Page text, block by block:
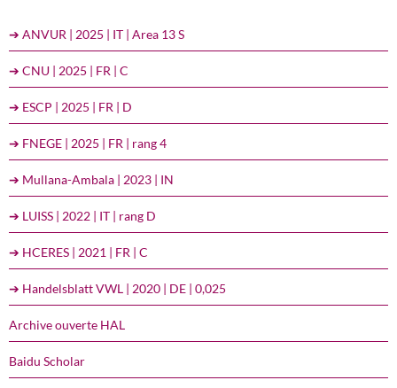
➔ ANVUR | 2025 | IT | Area 13 S
➔ CNU | 2025 | FR | C
➔ ESCP | 2025 | FR | D
➔ FNEGE | 2025 | FR | rang 4
➔ Mullana-Ambala | 2023 | IN
➔ LUISS | 2022 | IT | rang D
➔ HCERES | 2021 | FR | C
➔ Handelsblatt VWL | 2020 | DE | 0,025
Archive ouverte HAL
Baidu Scholar